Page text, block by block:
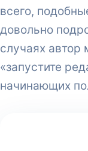
всего,
довольно
случаях автор
«запустите
начинающих